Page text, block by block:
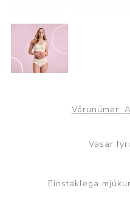
Vörunúmer:
Vasar
Einstaklega